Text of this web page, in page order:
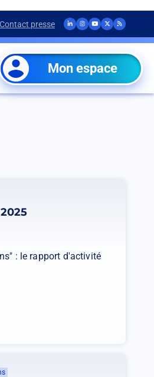
Contact presse
Réseaux
sociaux
Compte
du
CNOM
(Ouvrir
un
Compte
du
CNOM
(Ouvrir
un
Chaine
du
CNOM
(Ouvrir
un
Compte
du
CNOM
(Ouvrir
un
Fil
du
CNOM
(Ouvrir
un
Mon espace
: le rapport d'activité